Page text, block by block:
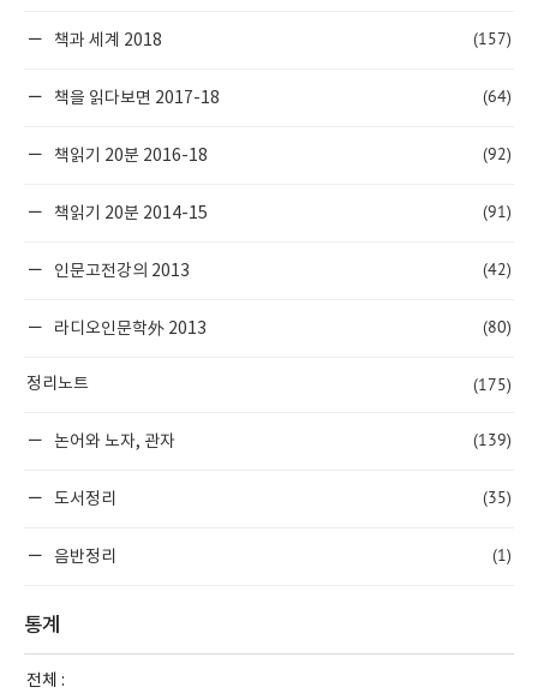
책과 세계 2018 (157)
책을 읽다보면 2017-18 (64)
책읽기 20분 2016-18 (92)
책읽기 20분 2014-15 (91)
인문고전강의 2013 (42)
라디오인문학外 2013 (80)
정리노트 (175)
논어와 노자, 관자 (139)
도서정리 (35)
음반정리 (1)
통계
전체 :